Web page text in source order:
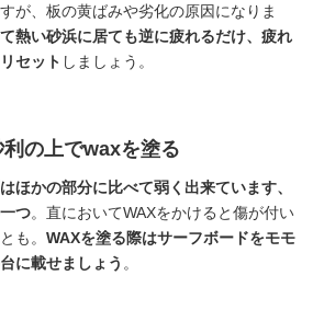
が、板の黄ばみや劣化の原因になりま
熱い砂浜に居ても逆に疲れるだけ、疲れ
セット しましょう。
の上でwaxを塗る
ほかの部分に比べて弱く出来ています、
つ。直においてWAXをかけると傷が付い
も。 WAXを塗る際はサーフボードをモモ
に載せましょう 。